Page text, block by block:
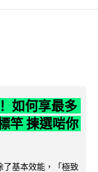
如何享最多
竿 揀選啱你
基本效能，「極致